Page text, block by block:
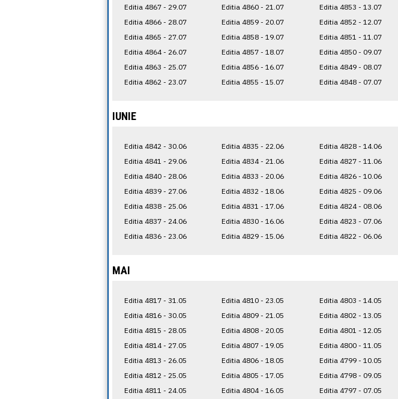
Editia 4867 - 29.07
Editia 4866 - 28.07
Editia 4865 - 27.07
Editia 4864 - 26.07
Editia 4863 - 25.07
Editia 4862 - 23.07
Editia 4860 - 21.07
Editia 4859 - 20.07
Editia 4858 - 19.07
Editia 4857 - 18.07
Editia 4856 - 16.07
Editia 4855 - 15.07
Editia 4853 - 13.07
Editia 4852 - 12.07
Editia 4851 - 11.07
Editia 4850 - 09.07
Editia 4849 - 08.07
Editia 4848 - 07.07
IUNIE
Editia 4842 - 30.06
Editia 4841 - 29.06
Editia 4840 - 28.06
Editia 4839 - 27.06
Editia 4838 - 25.06
Editia 4837 - 24.06
Editia 4836 - 23.06
Editia 4835 - 22.06
Editia 4834 - 21.06
Editia 4833 - 20.06
Editia 4832 - 18.06
Editia 4831 - 17.06
Editia 4830 - 16.06
Editia 4829 - 15.06
Editia 4828 - 14.06
Editia 4827 - 11.06
Editia 4826 - 10.06
Editia 4825 - 09.06
Editia 4824 - 08.06
Editia 4823 - 07.06
Editia 4822 - 06.06
MAI
Editia 4817 - 31.05
Editia 4816 - 30.05
Editia 4815 - 28.05
Editia 4814 - 27.05
Editia 4813 - 26.05
Editia 4812 - 25.05
Editia 4811 - 24.05
Editia 4810 - 23.05
Editia 4809 - 21.05
Editia 4808 - 20.05
Editia 4807 - 19.05
Editia 4806 - 18.05
Editia 4805 - 17.05
Editia 4804 - 16.05
Editia 4803 - 14.05
Editia 4802 - 13.05
Editia 4801 - 12.05
Editia 4800 - 11.05
Editia 4799 - 10.05
Editia 4798 - 09.05
Editia 4797 - 07.05